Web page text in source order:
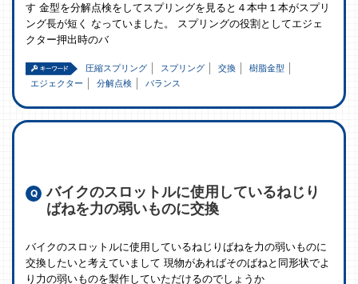
す 金型を分解点検をしてスプリングを見ると４本中１本がスプリ
ング長が短く なっていました。 スプリングの役割としてエジェ
クター押出時のバ
圧縮スプリング スプリング 交換
樹脂金型
エジェクター
分解点検 バランス
バイクのスロットルに使用しているねじり
ばねを力の弱いものに交換
バイクのスロットルに使用しているねじりばねを力の弱いものに
交換したいと考えていまして 現物があればそのばねと同形状でよ
り力の弱いものを製作していただけるのでしょうか